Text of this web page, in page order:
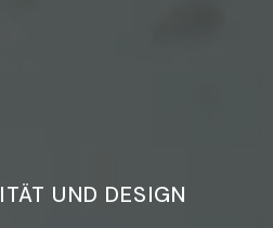
UND DESIGN